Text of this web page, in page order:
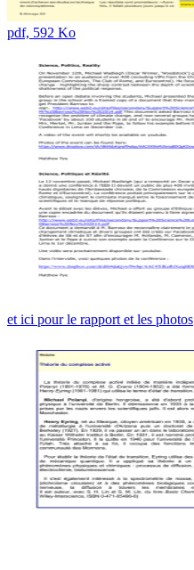
pdf, 592 Ko
et ici pour le rapport et les photos